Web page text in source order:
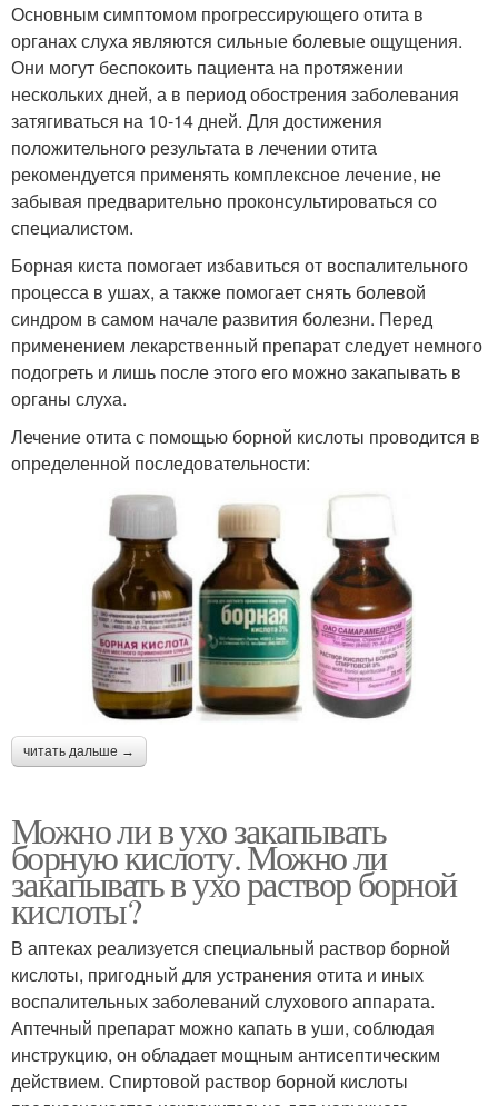
Основным симптомом прогрессирующего отита в
органах слуха являются сильные болевые ощущения.
Они могут беспокоить пациента на протяжении
нескольких дней, а в период обострения заболевания
затягиваться на 10-14 дней. Для достижения
положительного результата в лечении отита
рекомендуется применять комплексное лечение, не
забывая предварительно проконсультироваться со
специалистом.
Борная киста помогает избавиться от воспалительного
процесса в ушах, а также помогает снять болевой
синдром в самом начале развития болезни. Перед
применением лекарственный препарат следует немного
подогреть и лишь после этого его можно закапывать в
органы слуха.
Лечение отита с помощью борной кислоты проводится в
определенной последовательности:
читать дальше →
Можно ли в ухо закапывать
борную кислоту. Можно ли
закапывать в ухо раствор борной
кислоты?
В аптеках реализуется специальный раствор борной
кислоты, пригодный для устранения отита и иных
воспалительных заболеваний слухового аппарата.
Аптечный препарат можно капать в уши, соблюдая
инструкцию, он обладает мощным антисептическим
действием. Спиртовой раствор борной кислоты